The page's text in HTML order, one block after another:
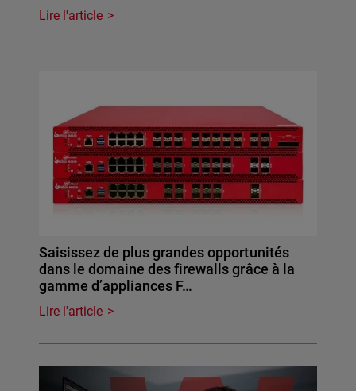
Lire l'article
Saisissez de plus grandes opportunités
dans le domaine des firewalls grâce à la
gamme d’appliances F…
Lire l'article